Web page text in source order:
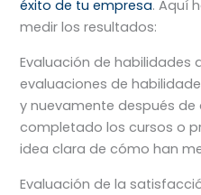
éxito de tu empresa. Aquí
medir los resultados:
Evaluación de habilidades
evaluaciones de
y nuevamente después
completado los cursos o
idea clara de cómo han
Evaluación de la